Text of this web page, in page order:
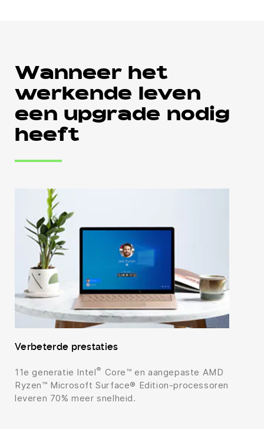
Wanneer het
werkende leven
een upgrade nodig
heeft
Verbeterde prestaties
11e generatie Intel® Core™ en aangepaste AMD
Ryzen™ Microsoft Surface® Edition-processoren
leveren 70% meer snelheid.